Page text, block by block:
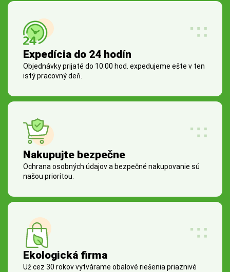
Expedícia do 24 hodín
Objednávky prijaté do 10:00 hod. expedujeme ešte v ten
istý pracovný deň.
Nakupujte bezpečne
Ochrana osobných údajov a bezpečné nakupovanie sú
našou prioritou.
Ekologická firma
Už cez 30 rokov vytvárame obalové riešenia priaznivé